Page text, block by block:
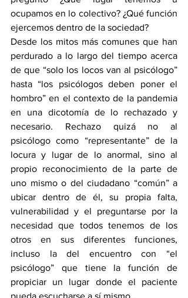
ocupamos en lo colectivo? ¿Qué función
ejercemos dentro de la sociedad?
Desde los mitos más comunes que han
perdurado a lo largo del tiempo acerca
de que “solo los locos van al psicólogo”
hasta “los psicólogos deben poner el
hombro” en el contexto de la pandemia
en una dicotomía de lo rechazado y
necesario. Rechazo quizá no al
psicólogo como “representante” de la
locura y lugar de lo anormal, sino al
propio reconocimiento de la parte de
uno mismo o del ciudadano “común” a
ubicar dentro de él, su propia falta,
vulnerabilidad y el preguntarse por la
necesidad que todos tenemos de los
otros en sus diferentes funciones,
incluso la del encuentro con “el
psicólogo” que tiene la función de
propiciar un lugar donde el paciente